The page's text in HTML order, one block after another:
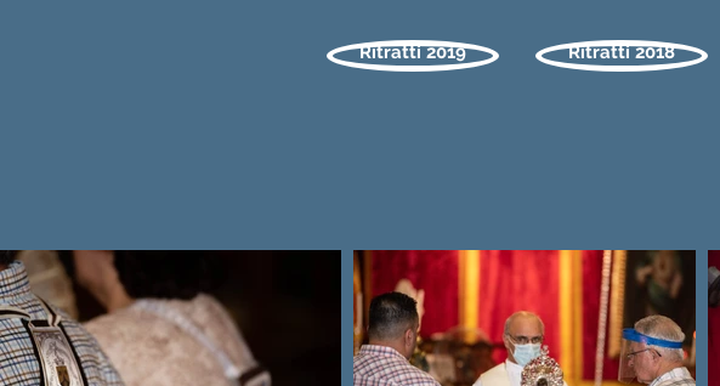
Ritratti 2019 Ritratti 2018